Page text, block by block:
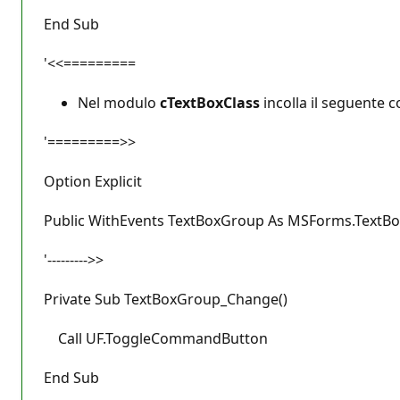
End Sub
'<<=========
Nel modulo cTextBoxClass incolla il seguente
'=========>>
Option Explicit
Public WithEvents TextBoxGroup As
'--------->>
Private Sub TextBoxGroup_Change()
Call UF.ToggleCommandButton
End Sub